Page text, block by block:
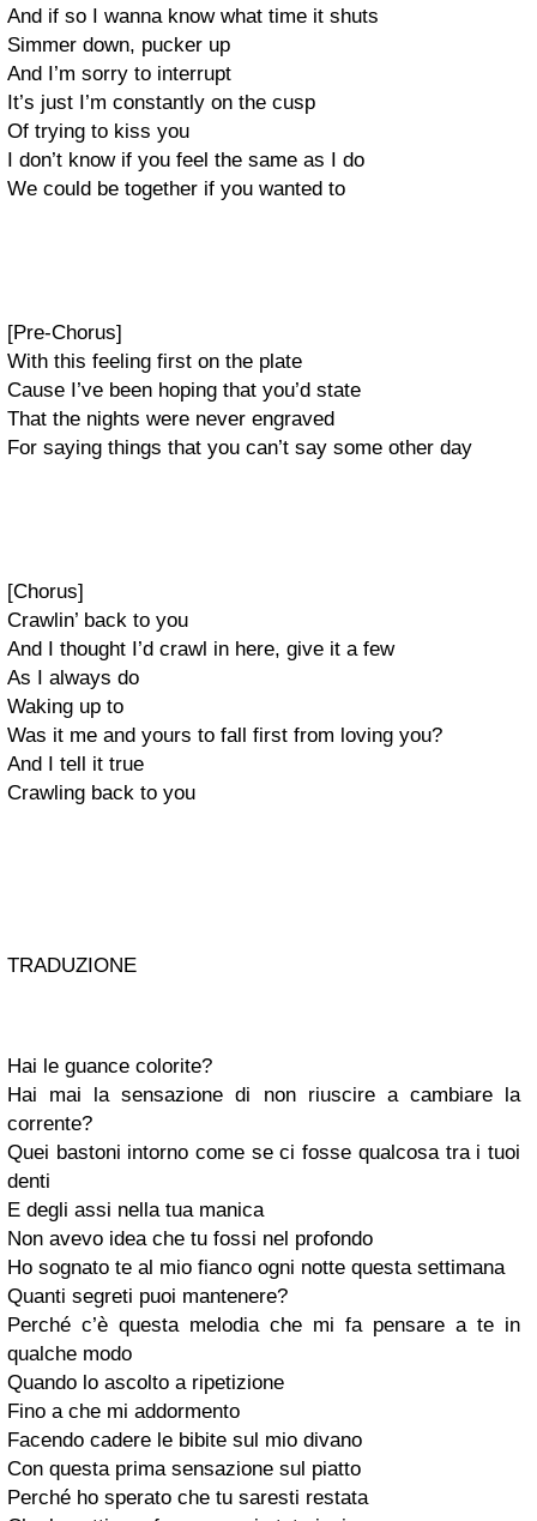
And if so I wanna know what time it shuts
Simmer down, pucker up
And I’m sorry to interrupt
It’s just I’m constantly on the cusp
Of trying to kiss you
I don’t know if you feel the same as I do
We could be together if you wanted to
[Pre-Chorus]
With this feeling first on the plate
Cause I’ve been hoping that you’d state
That the nights were never engraved
For saying things that you can’t say some other day
[Chorus]
Crawlin’ back to you
And I thought I’d crawl in here, give it a few
As I always do
Waking up to
Was it me and yours to fall first from loving you?
And I tell it true
Crawling back to you
TRADUZIONE
Hai le guance colorite?
Hai mai la sensazione di non riuscire a cambiare la
corrente?
Quei bastoni intorno come se ci fosse qualcosa tra i tuoi
denti
E degli assi nella tua manica
Non avevo idea che tu fossi nel profondo
Ho sognato te al mio fianco ogni notte questa settimana
Quanti segreti puoi mantenere?
Perché c’è questa melodia che mi fa pensare a te in
qualche modo
Quando lo ascolto a ripetizione
Fino a che mi addormento
Facendo cadere le bibite sul mio divano
Con questa prima sensazione sul piatto
Perché ho sperato che tu saresti restata